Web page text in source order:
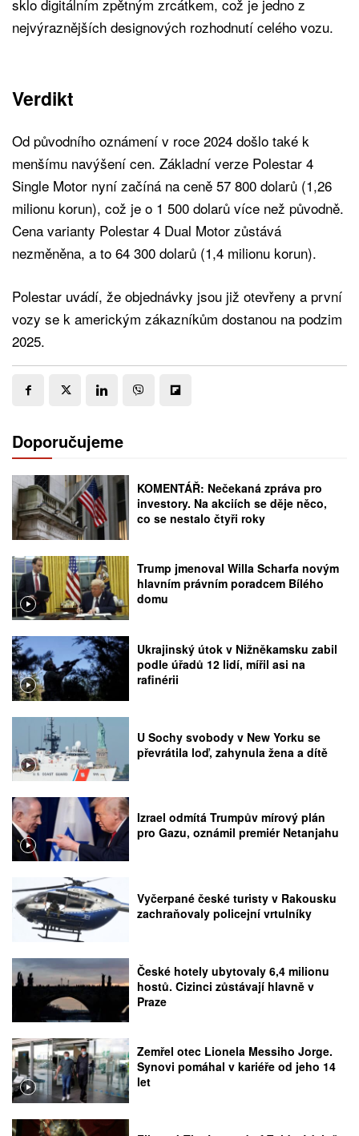
sklo digitálním zpětným zrcátkem, což je jedno z
nejvýraznějších designových rozhodnutí celého vozu.
Verdikt
Od původního oznámení v roce 2024 došlo také k
menšímu navýšení cen. Základní verze Polestar 4
Single Motor nyní začíná na ceně 57 800 dolarů (1,26
milionu korun), což je o 1 500 dolarů více než původně.
Cena varianty Polestar 4 Dual Motor zůstává
nezměněna, a to 64 300 dolarů (1,4 milionu korun).
Polestar uvádí, že objednávky jsou již otevřeny a první
vozy se k americkým zákazníkům dostanou na podzim
2025.
Doporučujeme
KOMENTÁŘ: Nečekaná zpráva pro
investory. Na akciích se děje něco,
co se nestalo čtyři roky
Trump jmenoval Willa Scharfa novým
hlavním právním poradcem Bílého
domu
Ukrajinský útok v Nižněkamsku zabil
podle úřadů 12 lidí, mířil asi na
rafinérii
U Sochy svobody v New Yorku se
převrátila loď, zahynula žena a dítě
Izrael odmítá Trumpův mírový plán
pro Gazu, oznámil premiér Netanjahu
Vyčerpané české turisty v Rakousku
zachraňovaly policejní vrtulníky
České hotely ubytovaly 6,4 milionu
hostů. Cizinci zůstávají hlavně v
Praze
Zemřel otec Lionela Messiho Jorge.
Synovi pomáhal v kariéře od jeho 14
let